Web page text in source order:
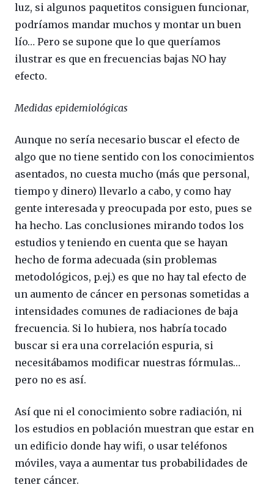
luz, si algunos paquetitos consiguen funcionar,
podríamos mandar muchos y montar un buen
lío… Pero se supone que lo que queríamos
ilustrar es que en frecuencias bajas NO hay
efecto.
Medidas epidemiológicas
Aunque no sería necesario buscar el efecto de
algo que no tiene sentido con los conocimientos
asentados, no cuesta mucho (más que personal,
tiempo y dinero) llevarlo a cabo, y como hay
gente interesada y preocupada por esto, pues se
ha hecho. Las conclusiones mirando todos los
estudios y teniendo en cuenta que se hayan
hecho de forma adecuada (sin problemas
metodológicos, p.ej.) es que no hay tal efecto de
un aumento de cáncer en personas sometidas a
intensidades comunes de radiaciones de baja
frecuencia. Si lo hubiera, nos habría tocado
buscar si era una correlación espuria, si
necesitábamos modificar nuestras fórmulas…
pero no es así.
Así que ni el conocimiento sobre radiación, ni
los estudios en población muestran que estar en
un edificio donde hay wifi, o usar teléfonos
móviles, vaya a aumentar tus probabilidades de
tener cáncer.